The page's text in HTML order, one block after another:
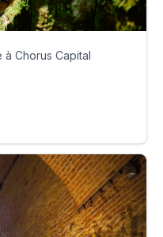
Chorus Capital